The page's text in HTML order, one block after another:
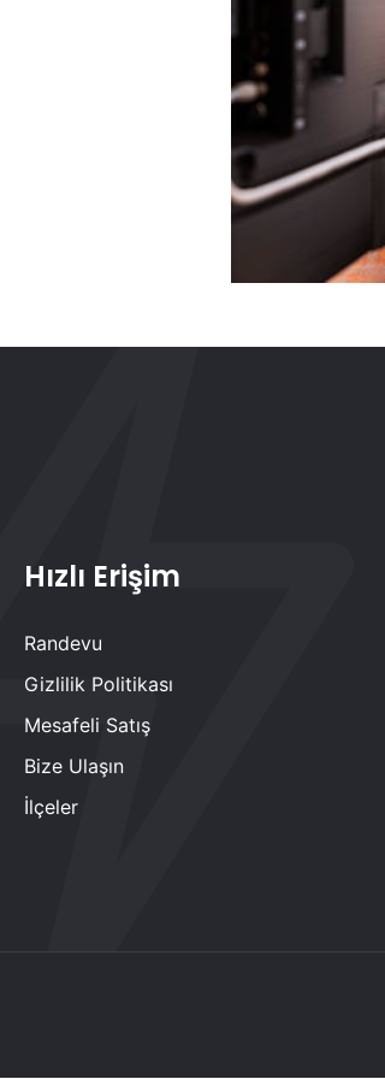
Hızlı Erişim
Randevu
Gizlilik Politikası
Mesafeli Satış
Bize Ulaşın
İlçeler